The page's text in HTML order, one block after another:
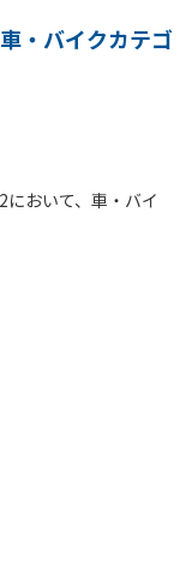
・バイクカテゴ
において、車・バイ